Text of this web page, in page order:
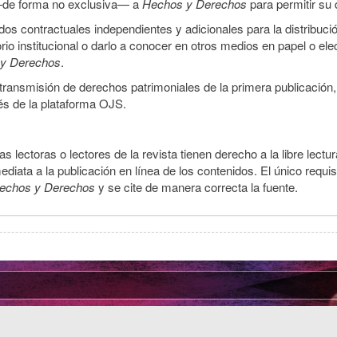
forma no exclusiva— aHechos y Derechos para permitir su
contractuales independientes y adicionales para la
institucional o darlo a conocer en otros medios en papel o
Derechos.
de derechos patrimoniales de la primera
de la plataforma OJS.
lectoras o lectores de la revista tienen derecho a la libre
a la publicación en línea de los contenidos. El único
y Derechos y se cite de manera correcta la fuente.